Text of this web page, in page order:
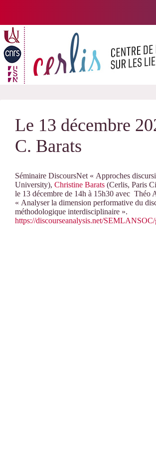
Le 13 décembre
C. Barats
Séminaire DiscoursNet « Approches
University), Christine Barats (Cerlis, Paris
le 13 décembre de 14h à 15h30 avec Théo
« Analyser la dimension performative du
méthodologique interdisciplinaire ».
https://discourseanalysis.net/